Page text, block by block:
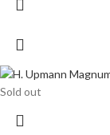
Sold out